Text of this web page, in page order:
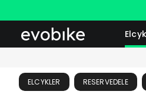
ELCYKLER RESERVEDELE